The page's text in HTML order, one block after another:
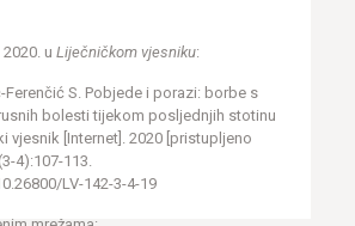
u Liječničkom vjesniku:
Ferenčić S. Pobjede i porazi: borbe s
bolesti tijekom posljednjih stotinu
vjesnik [Internet]. 2020 [pristupljeno
4):107-113.
LV-142-3-4-19